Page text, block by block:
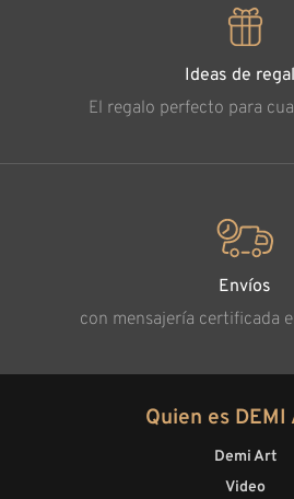
Ideas de
El regalo perfecto para
Envíos
con mensajería certificada
Quien es DEMI
Demi Art
Video